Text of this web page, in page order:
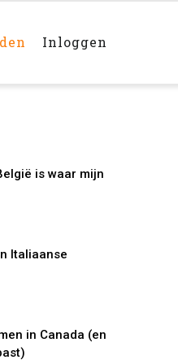
Inloggen
is waar mijn
Italiaanse
in Canada (en